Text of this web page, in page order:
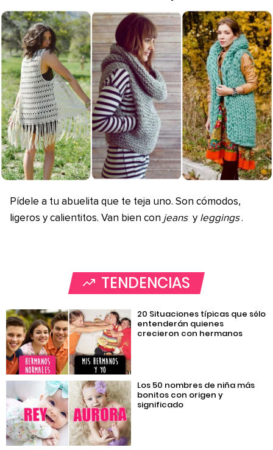
Pídele a tu abuelita que te teja uno. Son cómodos,
ligeros y calientitos. Van bien con jeans y leggings .
TENDENCIAS
20 Situaciones típicas que sólo
entenderán quienes
crecieron con hermanos
Los 50 nombres de niña más
bonitos con origen y
significado